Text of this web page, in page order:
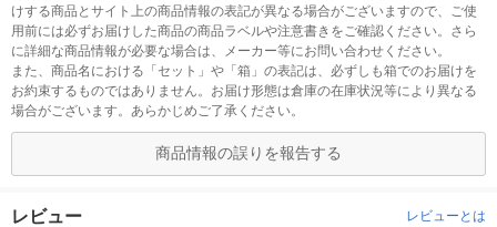
けする商品とサイト上の商品情報の表記が異なる場合がございますので、ご使
用前には必ずお届けした商品の商品ラベルや注意書きをご確認ください。さら
に詳細な商品情報が必要な場合は、メーカー等にお問い合わせください。
また、商品名における「セット」や「箱」の表記は、必ずしも箱でのお届けを
お約束するものではありません。お届け形態は倉庫の在庫状況等により異なる
場合がございます。あらかじめご了承ください。
商品情報の誤りを報告する
レビュー レビューとは